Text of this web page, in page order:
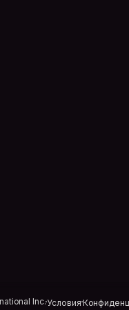
Inc.Условия